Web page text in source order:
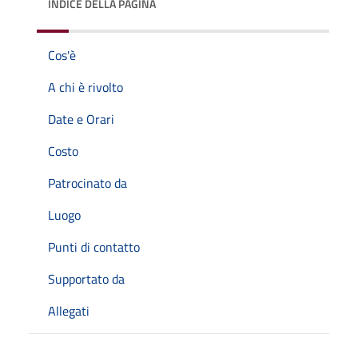
Cos'è
A chi è rivolto
Date e Orari
Costo
Patrocinato da
Luogo
Punti di contatto
Supportato da
Allegati